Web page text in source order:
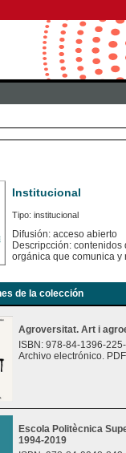
Institucional
Tipo: institucional
Difusión: acceso abierto
Descripcción:
orgánica que comunica y
de la colección
Agroversitat. Art i
ISBN: 978-84-1396-
Archivo electrónico.
Escola Politècnica
1994-2019